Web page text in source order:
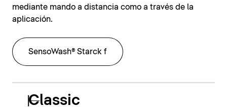
mediante mando a distancia como a través de la
aplicación.
SensoWash® Starck f
Classic